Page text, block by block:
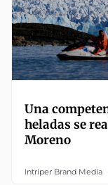
Una
heladas se
Moreno
Intriper Brand Media